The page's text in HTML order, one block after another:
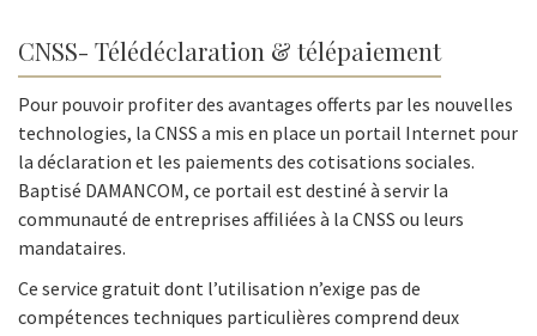
CNSS- Télédéclaration & télépaiement
Pour pouvoir profiter des avantages offerts par les nouvelles
technologies, la CNSS a mis en place un portail Internet pour
la déclaration et les paiements des cotisations sociales.
Baptisé DAMANCOM, ce portail est destiné à servir la
communauté de entreprises affiliées à la CNSS ou leurs
mandataires.
Ce service gratuit dont l’utilisation n’exige pas de
compétences techniques particulières comprend deux